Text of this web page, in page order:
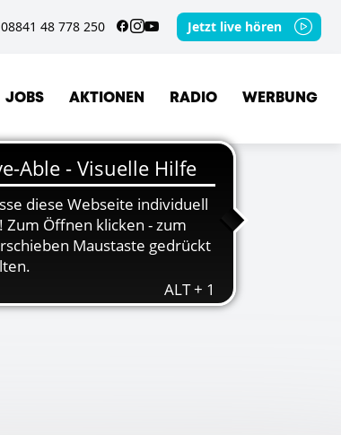
08841 48 778 250 Jetzt live hören
JOBS AKTIONEN RADIO WERBUNG